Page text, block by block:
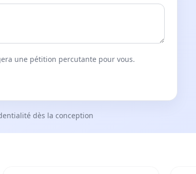
une pétition percutante pour vous.
dès la conception